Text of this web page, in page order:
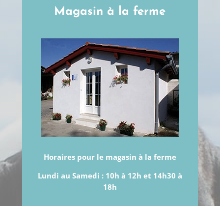
Magasin à la ferme
Horaires pour le magasin à la ferme
Lundi au Samedi : 10h à 12h et 14h30 à
18h